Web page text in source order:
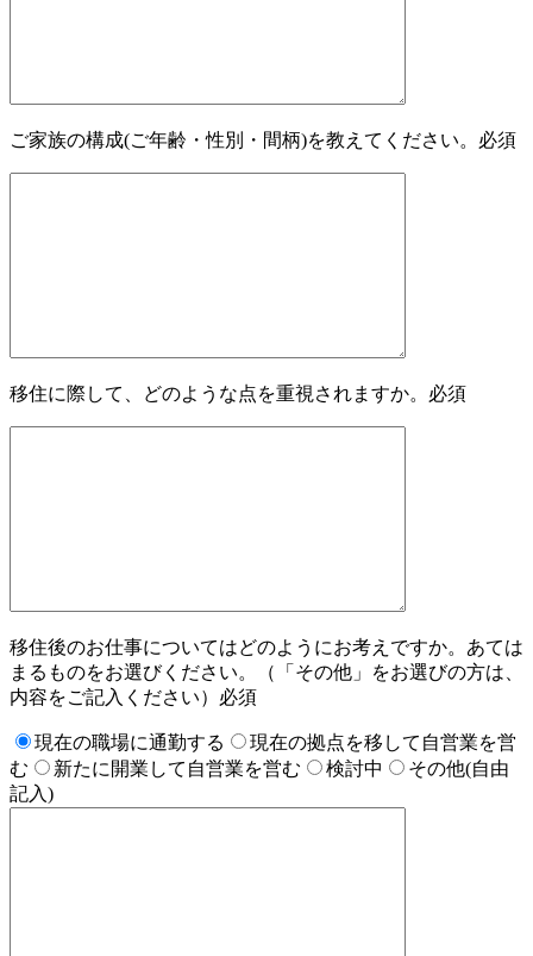
ご家族の構成(ご年齢・性別・間柄)を教えてください。 必須
移住に際して、どのような点を重視されますか。 必須
移住後のお仕事についてはどのようにお考えですか。 あては
まるものをお選びください。（「その他」をお選びの方は、
内容をご記入ください） 必須
現在の職場に通勤する
現在の拠点を移して自営業を営
む
新たに開業して自営業を営む 検討中
その他(自由
記入)